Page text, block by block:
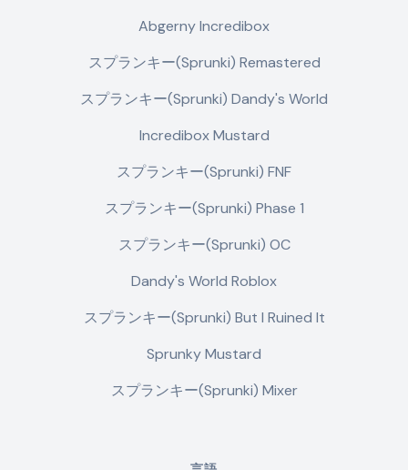
Abgerny Incredibox
スプランキー(Sprunki) Remastered
スプランキー(Sprunki) Dandy's World
Incredibox Mustard
スプランキー(Sprunki) FNF
スプランキー(Sprunki) Phase 1
スプランキー(Sprunki) OC
Dandy's World Roblox
スプランキー(Sprunki) But I Ruined It
Sprunky Mustard
スプランキー(Sprunki) Mixer